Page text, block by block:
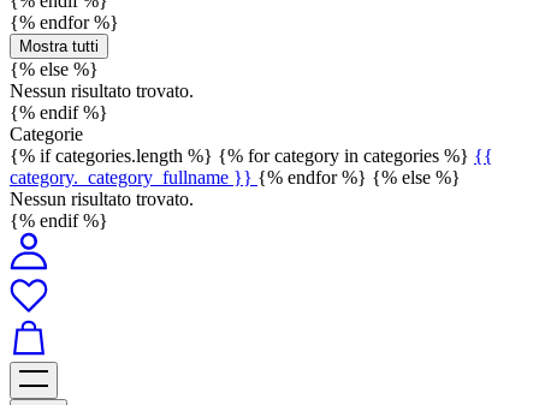
{% endfor %}
Mostra tutti
{% else %}
Nessun risultato trovato.
{% endif %}
Categorie
{% if categories.length %} {% for category in categories %} {{
category._category_fullname }} {% endfor %} {% else %}
Nessun risultato trovato.
{% endif %}